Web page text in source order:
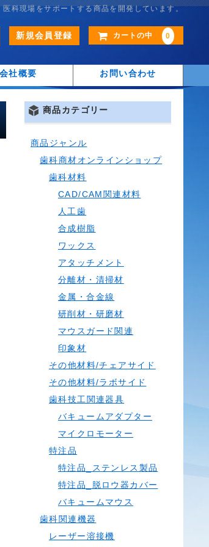
科現場をサポートする商品を開発しています。
カートの中 0
新規会員登録
会社概要 お問い合わせ
商品カテゴリー
商品ジャンル
歯科商材オンラインショップ
歯科材料
CAD/CAM関連材料
人工歯
合成樹脂
ワックス
アタッチメント
分離材・清掃材
金属・合金線
研削材・研磨材
マウスガード関連
印象材
その他材料/チェアサイド
その他材料/ラボサイド
歯科技工関連器具
バキュームアダプター
マイクロモーター
特注品
特注品_ステンレス製品
特注品_脱ロウ器カバー
バキュームマウス
歯科関連機器
レーザー溶接機